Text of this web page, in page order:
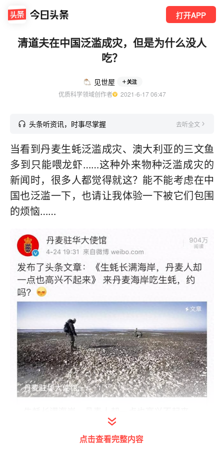
打开APP
清道夫在中国泛滥成灾，但是为什么没人
吃？
见世屋 关注
优质科学领域创作者
  2021-6-17 06:47
头条听资讯，时事尽掌握 去听全文
当看到丹麦生蚝泛滥成灾、澳大利亚的三文鱼
多到只能喂龙虾……这种外来物种泛滥成灾的
新闻时，很多人都觉得就这？能不能考虑在中
国也泛滥一下，也请让我体验一下被它们包围
的烦恼……
打开今日头条查看图片详情
点击查看完整内容